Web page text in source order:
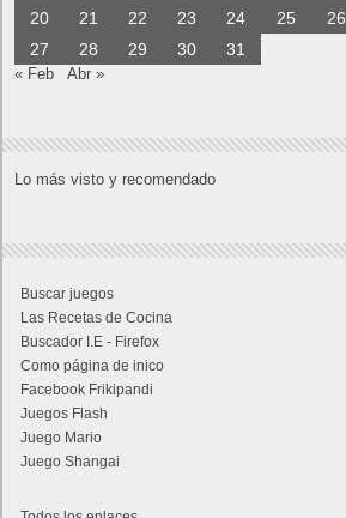
20
21 22 23 24 25
26
27
28 29 30 31
« Feb Abr »
Lo más visto y recomendado
Buscar juegos
Las Recetas de Cocina
Buscador I.E - Firefox
Como página de inico
Facebook Frikipandi
Juegos Flash
Juego Mario
Juego Shangai